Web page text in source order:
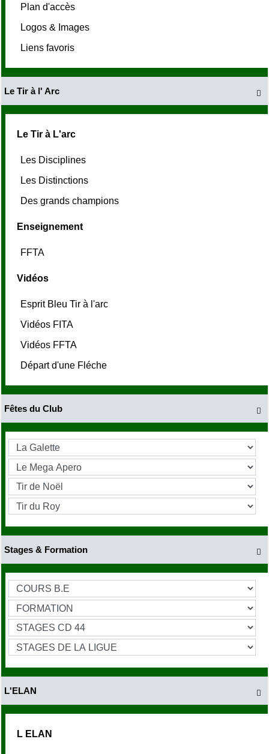
Plan d'accès
Logos & Images
Liens favoris

Le Tir à l' Arc
Le Tir à L'arc
Les Disciplines
Les Distinctions
Des grands champions
Enseignement
FFTA
Vidéos
Esprit Bleu Tir à l'arc
Vidéos FITA
Vidéos FFTA
Départ d'une Fléche

Fêtes du Club

Stages & Formation

L'ELAN
L ELAN